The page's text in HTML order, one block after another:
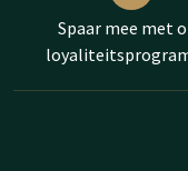
Spaar mee met